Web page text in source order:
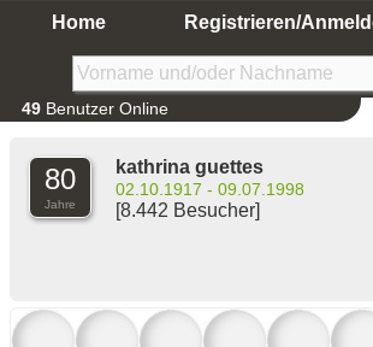
Home Registrieren/
49 Benutzer Online
80
Jahre
kathrina guettes
02.10.1917 - 09.07.1998
[8.442 Besucher]